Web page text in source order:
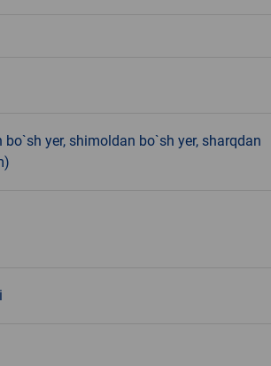
yer, shimoldan bo`sh yer, sharqdan